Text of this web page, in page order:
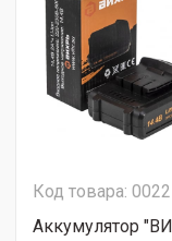
Код товара:
Аккумулятор